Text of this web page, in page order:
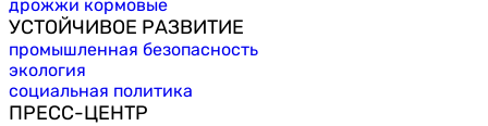
дрожжи кормовые
УСТОЙЧИВОЕ РАЗВИТИЕ
промышленная безопасность
экология
социальная политика
ПРЕСС-ЦЕНТР